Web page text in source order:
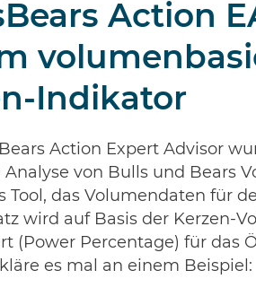
Action
Indikator
Action Expert Advisor
Analyse von Bulls und Bears
Tool, das Volumendaten für
wird auf Basis der Kerzen-
(Power Percentage) für das
es mal an einem Beispiel: